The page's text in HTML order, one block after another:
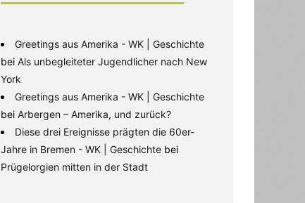
Greetings aus Amerika - WK | Geschichte
bei Als unbegleiteter Jugendlicher nach New
York
Greetings aus Amerika - WK | Geschichte
bei Arbergen – Amerika, und zurück?
Diese drei Ereignisse prägten die 60er-
Jahre in Bremen - WK | Geschichte bei
Prügelorgien mitten in der Stadt